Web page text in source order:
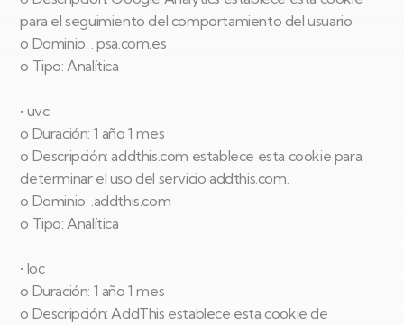
para el seguimiento del comportamiento del usuario.
o Dominio: . psa.com.es
o Tipo: Analítica
• uvc
o Duración: 1 año 1 mes
o Descripción: addthis.com establece esta cookie para
determinar el uso del servicio addthis.com.
o Dominio: .addthis.com
o Tipo: Analítica
• loc
o Duración: 1 año 1 mes
o Descripción: AddThis establece esta cookie de